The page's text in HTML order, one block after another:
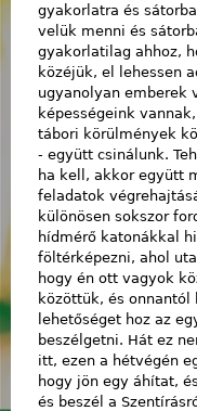
gyakorlatra és
velük menni és
gyakorlatilag ahhoz,
közéjük, el lehessen
ugyanolyan emberek
képességeink
tábori körülmények
- együtt csinálunk.
ha kell, akkor együtt
feladatok
különösen sokszor
hídmérő katonákkal
föltérképezni, ahol
hogy én ott vagyok
közöttük, és onnantól
lehetőséget hoz az
beszélgetni. Hát ez
itt, ezen a hétvégén
hogy jön egy áhítat,
és beszél a